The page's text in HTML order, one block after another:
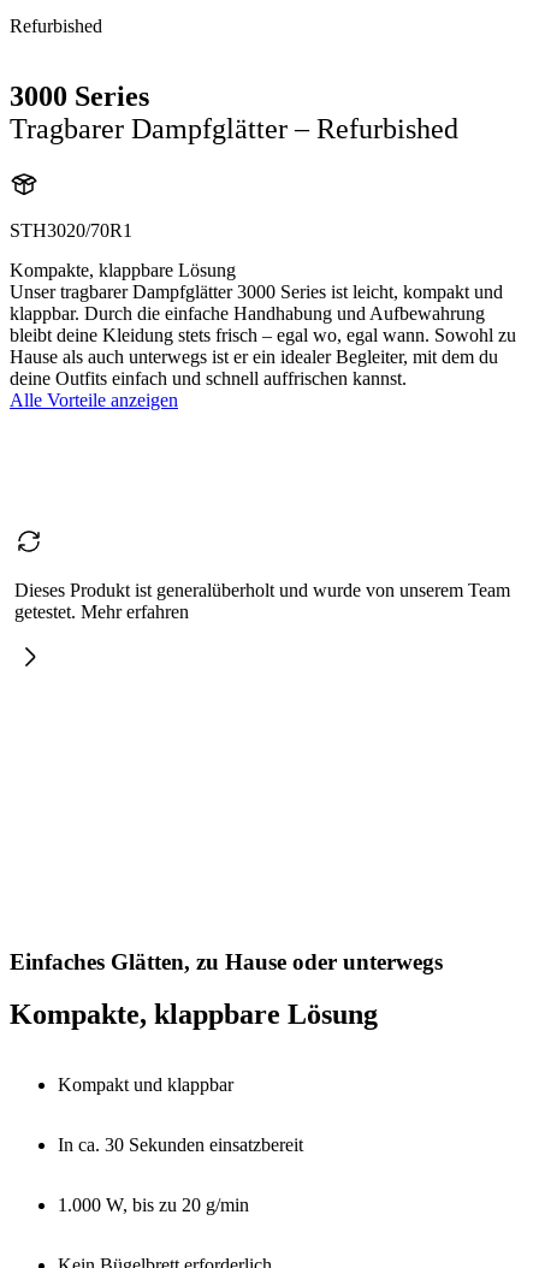
Refurbished
3000 Series
Tragbarer Dampfglätter – Refurbished
STH3020/70R1
Kompakte, klappbare Lösung
Unser tragbarer Dampfglätter 3000 Series ist leicht, kompakt und
klappbar. Durch die einfache Handhabung und Aufbewahrung
bleibt deine Kleidung stets frisch – egal wo, egal wann. Sowohl zu
Hause als auch unterwegs ist er ein idealer Begleiter, mit dem du
deine Outfits einfach und schnell auffrischen kannst.
Alle Vorteile anzeigen
Dieses Produkt ist generalüberholt und wurde von unserem Team
getestet. Mehr erfahren
Einfaches Glätten, zu Hause oder unterwegs
Kompakte, klappbare Lösung
Kompakt und klappbar
In ca. 30 Sekunden einsatzbereit
1.000 W, bis zu 20 g/min